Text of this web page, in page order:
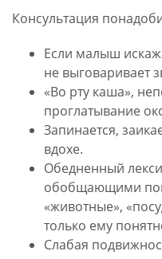
Консультация
Если малыш
не выговаривает
«Во рту каша»,
проглатывание
Запинается,
вдохе.
Обедненный
обобщающими
«животные»,
только ему
Слабая